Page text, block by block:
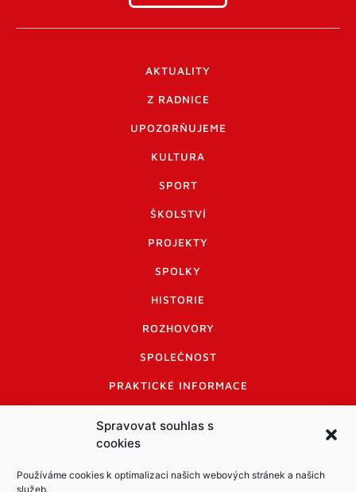
Spravovat souhlas s
cookies
Používáme cookies k optimalizaci našich webových stránek a našich
služeb.
AKTUALITY
Z RADNICE
UPOZORŇUJEME
KULTURA
SPORT
ŠKOLSTVÍ
PROJEKTY
SPOLKY
HISTORIE
ROZHOVORY
SPOLEČNOST
PRAKTICKÉ INFORMACE
INFORMACE A KODEX DISKUTUJÍCÍCH
LOGO A LOGO MANUÁL